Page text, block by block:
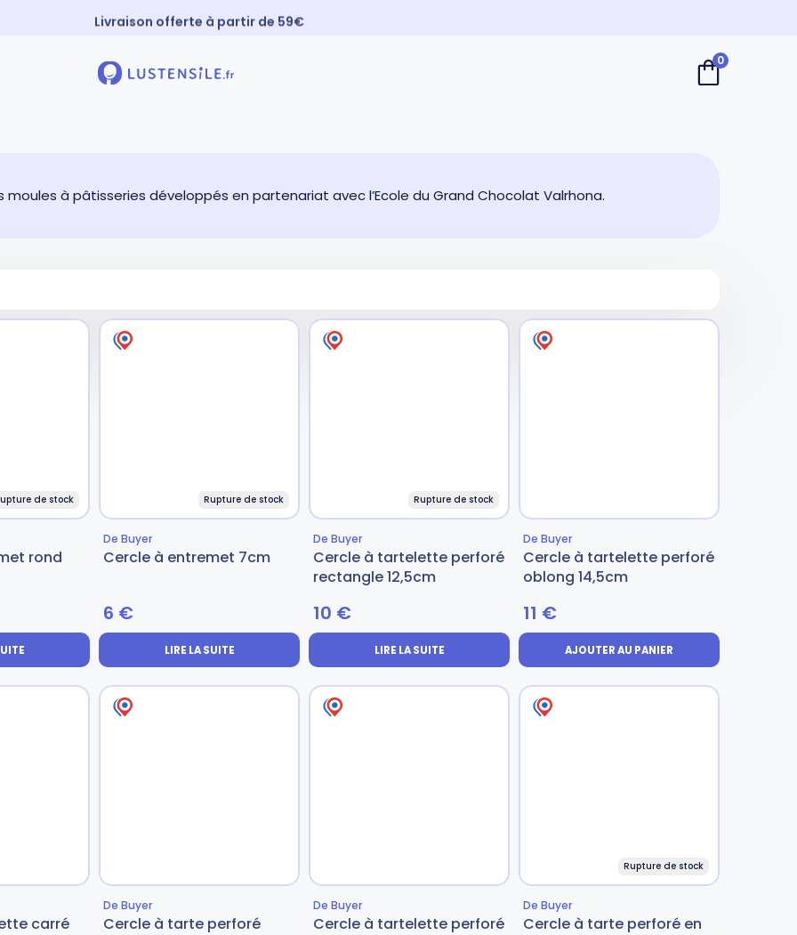
Livraison offerte à partir de 59€
0
moules à pâtisseries développés en partenariat avec l’Ecole du Grand Chocolat Valrhona.
de stock
rond
Rupture de stock
De Buyer
Cercle à entremet 7cm
6 €
LIRE LA SUITE
Rupture de stock
De Buyer
Cercle à tartelette perforé
rectangle 12,5cm
10 €
LIRE LA SUITE
De Buyer
Cercle à tartelette perforé
oblong 14,5cm
11 €
AJOUTER AU PANIER
carré
De Buyer
Cercle à tarte perforé
De Buyer
Cercle à tartelette perforé
Rupture de stock
De Buyer
Cercle à tarte perforé en